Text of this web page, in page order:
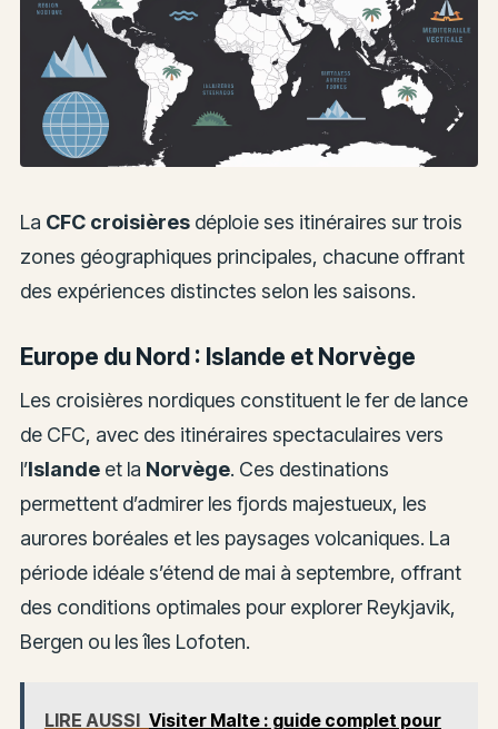
La CFC croisièresdéploie ses itinéraires sur trois
zones géographiques principales, chacune offrant
des expériences distinctes selon les saisons.
Europe du Nord : Islande et Norvège
Les croisières nordiques constituent le fer de lance
de CFC, avec des itinéraires spectaculaires vers
l’Islandeet la Norvège. Ces destinations
permettent d’admirer les fjords majestueux, les
aurores boréales et les paysages volcaniques. La
période idéale s’étend de mai à septembre, offrant
des conditions optimales pour explorer Reykjavik,
Bergen ou les îles Lofoten.
LIRE AUSSI Visiter Malte : guide complet pour